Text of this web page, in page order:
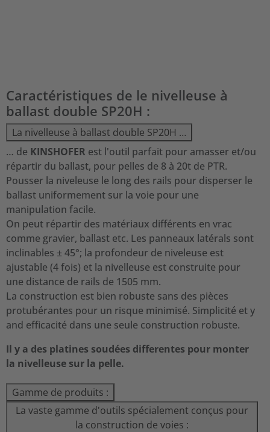
Caractéristiques de le nivelleuse à
ballast double SP20H :
La nivelleuse à ballast double SP20H …
… de KINSHOFER est l'outil parfait pour amasser et/ou
répartir du ballast, pour pelles de 8 à 20t de PTR.
Pousser la niveleuse le long des rails pour disperser le
ballast uniformement sur la voie pour une
manipulation facile.
On peut répartir des matériaux différents en vrac
comme gravier, ballast etc. Les panneaux latérals sont
inclinables ± 45°; la profondeur de niveleuse est
ajustable (4 fois) et la nivelleuse est construite pour
une distance de rails de 1505 mm.
La construction est bien robuste sans des pièces
protubérantes pour un risque minimisé. Simplicité et y
and efficacité dans une seule construction robuste.
Il y a des platines soudées differentes pour monter
la nivelleuse sur la pelle.
Gamme de produits :
La vaste gamme d'outils spécialement conçus pour
la construction de voies :